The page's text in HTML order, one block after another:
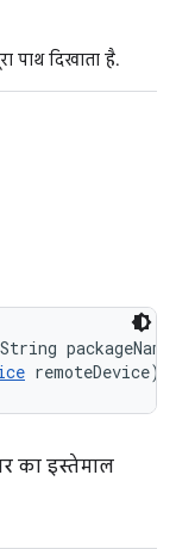
पाथ दिखाता है.
remoteDevice)
का इस्तेमाल